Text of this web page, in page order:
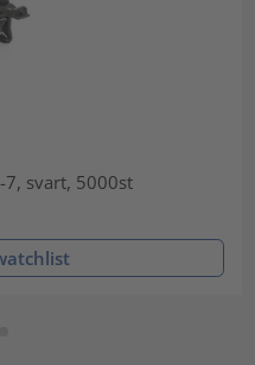
7, svart, 5000st